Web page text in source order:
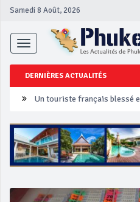
Samedi 8 Août, 2026
Toggle
navigation
DERNIÈRES ACTUALITÉS
Phuket Peranakan Festival
‘Phuket Eye’ assurera la
Phuket augmente les prix
Un touriste français blessé